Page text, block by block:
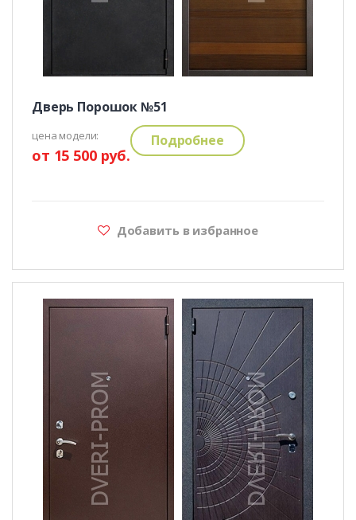
Дверь Порошок №51
цена модели:
от 15 500 руб.
Подробнее
Добавить в избранное